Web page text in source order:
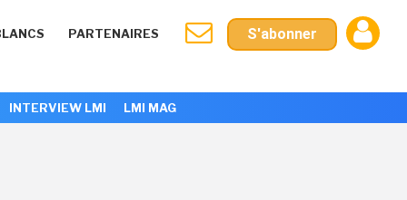
PARTENAIRES S'abonner
INTERVIEW LMI LMI MAG